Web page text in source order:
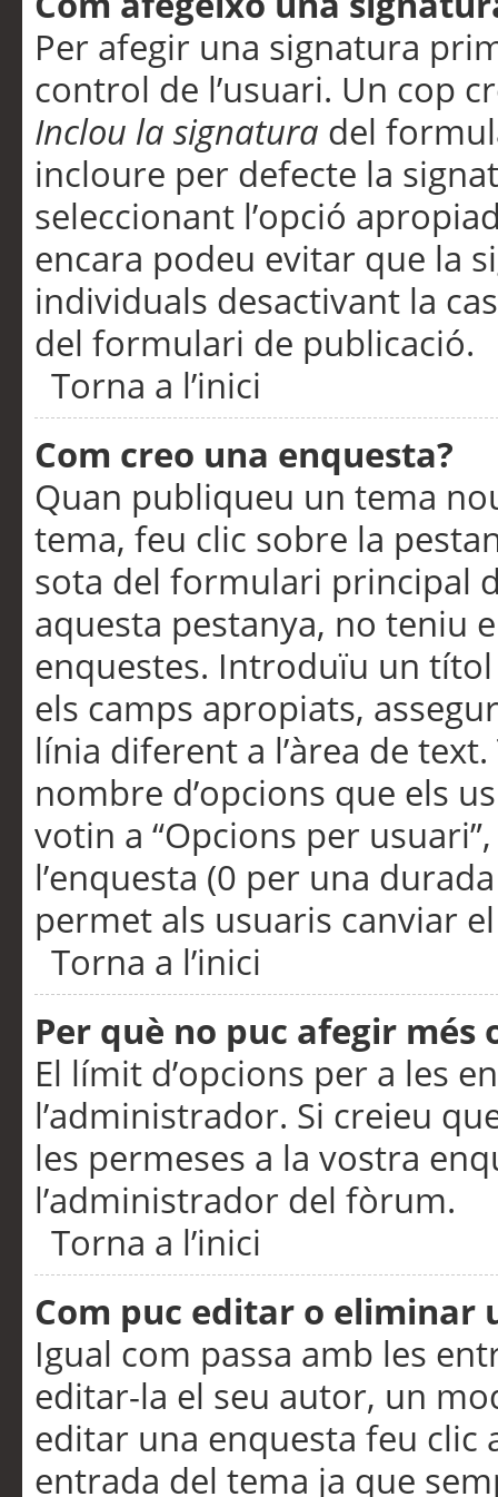
Per afegir una signatura
control de l’usuari. Un cop
Inclou la signatura del
incloure per defecte la
seleccionant l’opció
encara podeu evitar que la
individuals desactivant la
del formulari de publicació.
Torna a l’inici
Com creo una enquesta?
Quan publiqueu un tema
tema, feu clic sobre la
sota del formulari principal
aquesta pestanya, no teniu
enquestes. Introduïu un
els camps apropiats,
línia diferent a l’àrea de
nombre d’opcions que els
votin a “Opcions per
l’enquesta (0 per una
permet als usuaris canviar
Torna a l’inici
Per què no puc afegir més
El límit d’opcions per a les
l’administrador. Si creieu
les permeses a la vostra
l’administrador del fòrum.
Torna a l’inici
Com puc editar o eliminar
Igual com passa amb les
editar-la el seu autor, un
editar una enquesta feu clic
entrada del tema ja que